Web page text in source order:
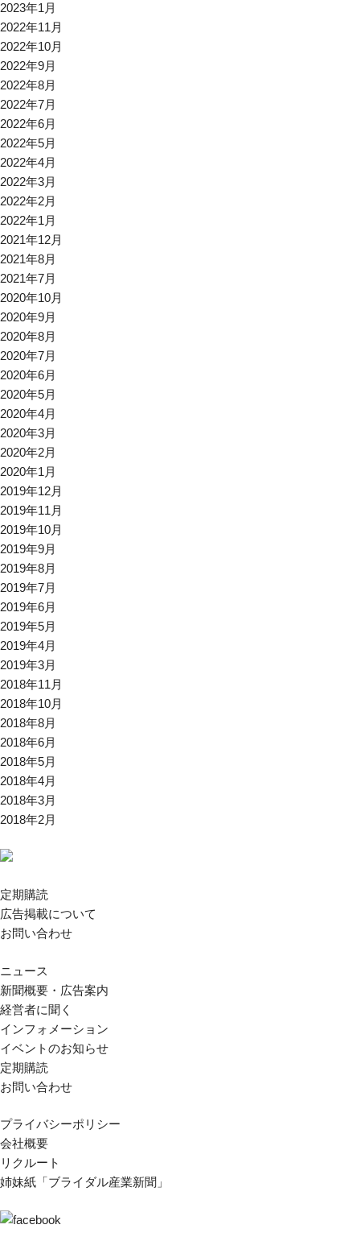
2023年1月
2022年11月
2022年10月
2022年9月
2022年8月
2022年7月
2022年6月
2022年5月
2022年4月
2022年3月
2022年2月
2022年1月
2021年12月
2021年8月
2021年7月
2020年10月
2020年9月
2020年8月
2020年7月
2020年6月
2020年5月
2020年4月
2020年3月
2020年2月
2020年1月
2019年12月
2019年11月
2019年10月
2019年9月
2019年8月
2019年7月
2019年6月
2019年5月
2019年4月
2019年3月
2018年11月
2018年10月
2018年8月
2018年6月
2018年5月
2018年4月
2018年3月
2018年2月
定期購読
広告掲載について
お問い合わせ
ニュース
新聞概要・広告案内
経営者に聞く
インフォメーション
イベントのお知らせ
定期購読
お問い合わせ
プライバシーポリシー
会社概要
リクルート
姉妹紙「ブライダル産業新聞」